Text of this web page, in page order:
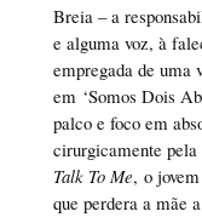
Breia – a
e alguma voz, à
empregada de uma
em ‘Somos Dois
palco e foco em
cirurgicamente
Talk To Me, o
que perdera a mãe